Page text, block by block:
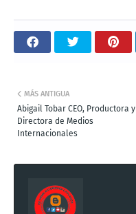
MÁS ANTIGUA
Abigail Tobar CEO, Productora y
Directora de Medios
Internacionales